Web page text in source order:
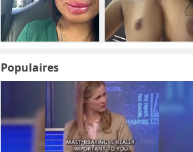
Populaires